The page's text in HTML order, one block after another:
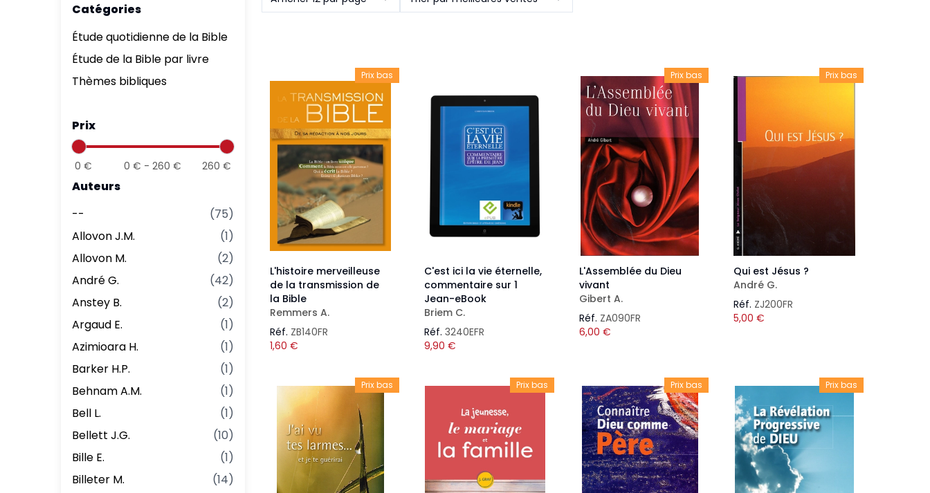
Nouveaux Testaments
Évangiles
Autres extraits
Pour prendre des notes
Affiches
Pour l'Afrique
Langues étrangères
Pour la jeunesse
+ de 15 ans
Langues étrangères
Livres, histoires
Catégories
Étude quotidienne de la Bible
Étude de la Bible par livre
Thèmes bibliques
Prix
0 € 0 € -260 € 260 €
Auteurs
--
(75)
Allovon J.M.
(1)
Allovon M.
(2)
André G.
(42)
Anstey B.
(2)
Argaud E.
(1)
Azimioara H.
(1)
Barker H.P.
(1)
Behnam A.M.
(1)
Bell L.
(1)
Bellett J.G.
(10)
Bille E.
(1)
Billeter M.
(14)
Prix bas
L'histoire merveilleuse
de la transmission de
la Bible
Remmers A.
Réf. ZB140FR
1,60 €
C'est ici la vie éternelle,
commentaire sur 1
Jean-eBook
Briem C.
Réf. 3240EFR
9,90 €
Prix bas
L'Assemblée du Dieu
vivant
Gibert A.
Réf. ZA090FR
6,00 €
Prix bas
Qui est Jésus ?
André G.
Réf. ZJ200FR
5,00 €
Prix bas Prix bas Prix bas Prix bas